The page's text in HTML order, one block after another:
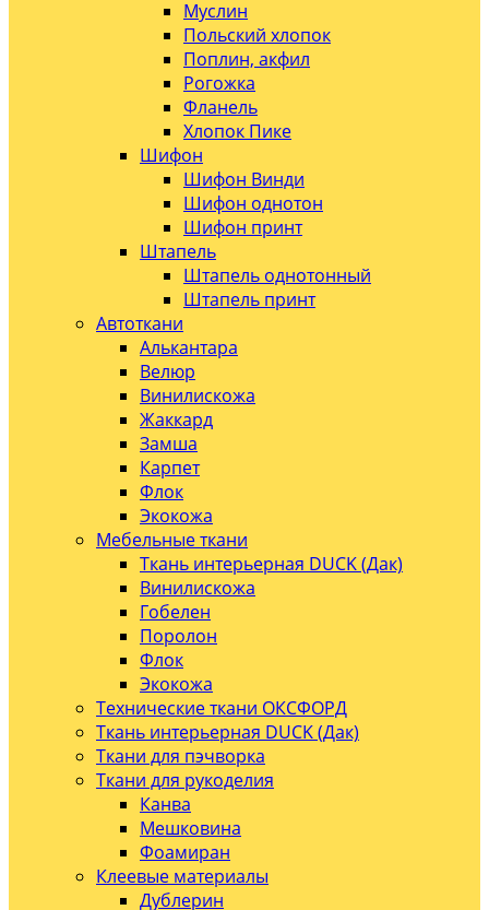
Муслин
Польский хлопок
Поплин, акфил
Рогожка
Фланель
Хлопок Пике
Шифон
Шифон Винди
Шифон однотон
Шифон принт
Штапель
Штапель однотонный
Штапель принт
Автоткани
Алькантара
Велюр
Винилискожа
Жаккард
Замша
Карпет
Флок
Экокожа
Мебельные ткани
Ткань интерьерная DUCK (Дак)
Винилискожа
Гобелен
Поролон
Флок
Экокожа
Технические ткани ОКСФОРД
Ткань интерьерная DUCK (Дак)
Ткани для пэчворка
Ткани для рукоделия
Канва
Мешковина
Фоамиран
Клеевые материалы
Дублерин